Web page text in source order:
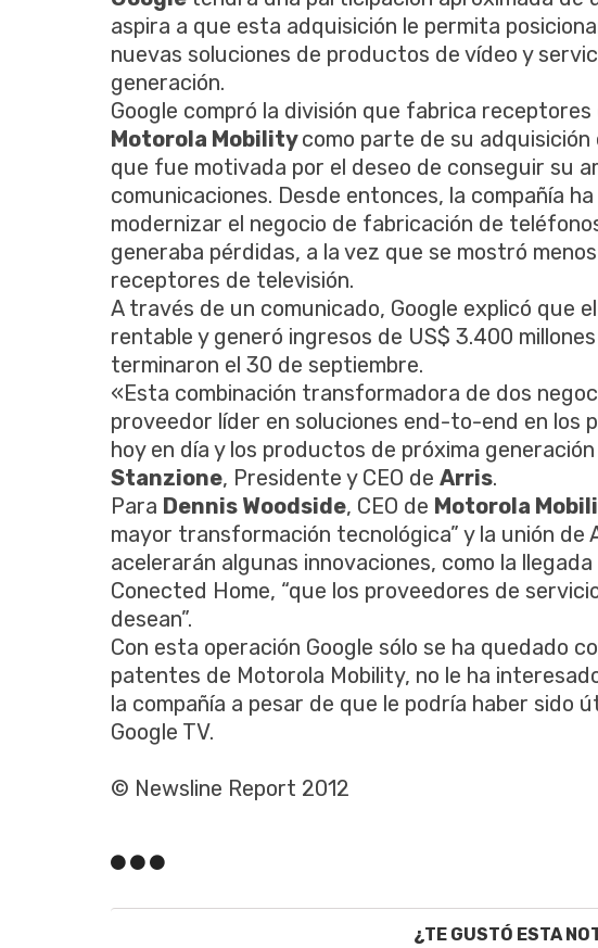
aspira a que esta adquisición le permita
nuevas soluciones de productos de vídeo y
generación.
Google compró la división que fabrica
Motorola Mobilitycomo parte de su adquisición
que fue motivada por el deseo de conseguir su
comunicaciones. Desde entonces, la compañía
modernizar el negocio de fabricación de
generaba pérdidas, a la vez que se mostró
receptores de televisión.
A través de un comunicado, Google explicó que
rentable y generó ingresos de US$ 3.400
terminaron el 30 de septiembre.
«Esta combinación transformadora de dos
proveedor líder en soluciones end-to-end en los
hoy en día y los productos de próxima
Stanzione, Presidente y CEO de Arris.
Para Dennis Woodside, CEO de Motorola
mayor transformación tecnológica” y la unión de
acelerarán algunas innovaciones, como la
Conected Home, “que los proveedores de
desean”.
Con esta operación Google sólo se ha quedado
patentes de Motorola Mobility, no le ha
la compañía a pesar de que le podría haber sido
Google TV.
© Newsline Report 2012
¿TE GUSTÓ ESTA